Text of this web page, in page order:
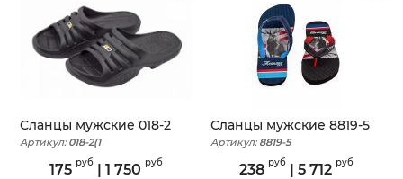
Сланцы мужские 018-2
Артикул: 018-2(1
175 руб| 1 750 руб
Сланцы мужские 8819-5
Артикул: 8819-5
238 руб | 5 712 руб